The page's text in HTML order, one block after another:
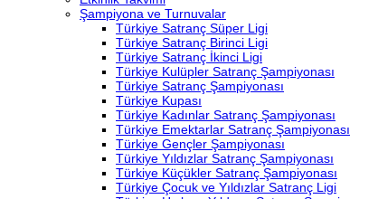
Şampiyona ve Turnuvalar
Türkiye Satranç Süper Ligi
Türkiye Satranç Birinci Ligi
Türkiye Satranç İkinci Ligi
Türkiye Kulüpler Satranç Şampiyonası
Türkiye Satranç Şampiyonası
Türkiye Kupası
Türkiye Kadınlar Satranç Şampiyonası
Türkiye Emektarlar Satranç Şampiyonası
Türkiye Gençler Şampiyonası
Türkiye Yıldızlar Satranç Şampiyonası
Türkiye Küçükler Satranç Şampiyonası
Türkiye Çocuk ve Yıldızlar Satranç Ligi